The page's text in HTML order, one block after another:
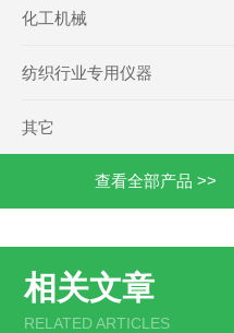
化工机械
纺织行业专用仪器
其它
查看全部产品 >>
相关文章
RELATED ARTICLES